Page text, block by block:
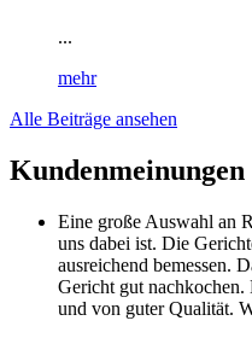
...
mehr
Alle Beiträge ansehen
Kundenmeinungen
Eine große Auswahl an
uns dabei ist. Die
ausreichend bemessen.
Gericht gut
und von guter Qualität.